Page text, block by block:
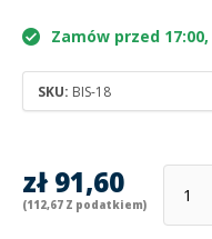
Zamów przed
SKU: BIS-18
zł 91,60
(112,67 Z podatkiem)